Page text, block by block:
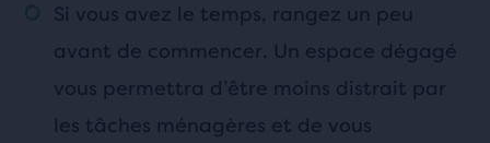
Si vous avez le temps, rangez un peu
avant de commencer. Un espace dégagé
vous permettra d’être moins distrait par
les tâches ménagères et de vous